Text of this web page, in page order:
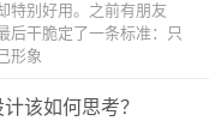
特别好用。之前有朋友
后干脆定了一条标准：只
形象
该如何思考？